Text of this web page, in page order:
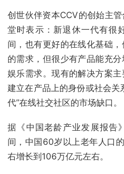
创世伙伴资本CCV的创始主
堂时表示：新退休一代有很
间，也有更好的在线化基础
的需求，但很少有产品能充
娱乐需求。现有的解决方案
建立在产品上的身份或社会关
代”在线社交社区的市场缺口。
据《中国老龄产业发展报告
间，中国60岁以上老年人口
右增长到106万亿元左右。